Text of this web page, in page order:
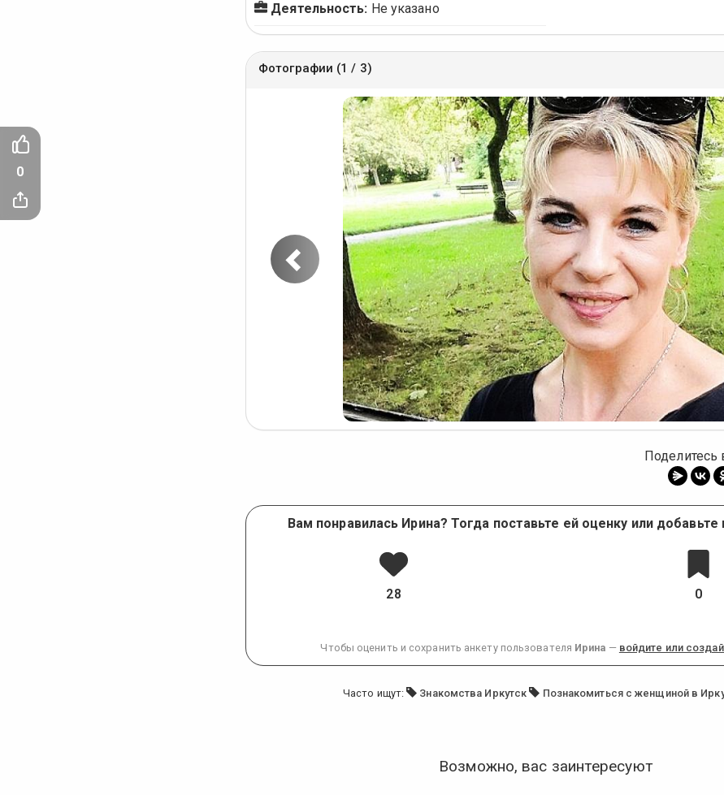
Деятельность: Не указано
Фотографии (1 / 3)
Предыдущее
фото
Поделитесь
Вам понравилась Ирина? Тогда поставьте ей оценку или добавьте
28 0
Чтобы оценить и сохранить анкету пользователя Ирина — войдите или
Часто ищут: Знакомства Иркутск Познакомиться с женщиной в
Возможно, вас заинтересуют
0